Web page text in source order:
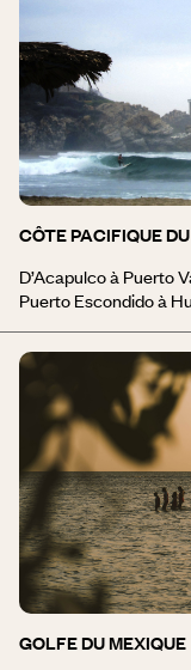
tropicale, le Chiapas
kayak ou en rafting. Le Canyon del Sumidero, les lagunes de
Montebello, les
beautés naturelles à
CÔTE PACIFIQUE
D’Acapulco à Puerto
Puerto Escondido à
d’un Mexique
paysages grandioses. La baie de Careyes est avant tout un état
d’esprit. L’harmonie
simplissime de style
de relaxation
cocoteraies,
Escondido un parfum
adorable petite baie
lieu légendaire,
GOLFE DU MEXIQUE